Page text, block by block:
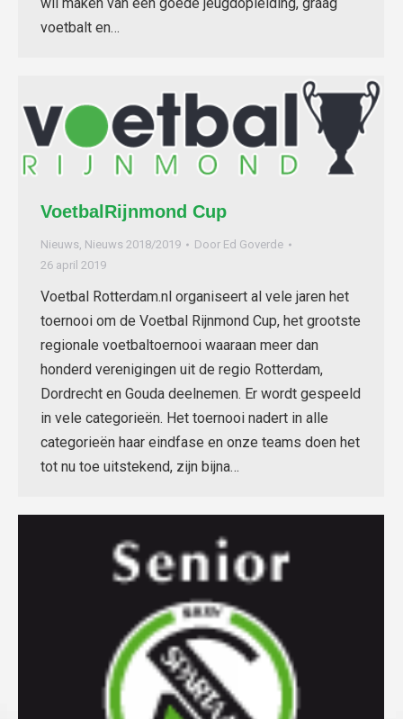
voetbalt en…
VoetbalRijnmond Cup
Nieuws, Nieuws 2018/2019 Door Ed Goverde
26 april 2019
Voetbal Rotterdam.nl organiseert al vele jaren het
toernooi om de Voetbal Rijnmond Cup, het grootste
regionale voetbaltoernooi waaraan meer dan
honderd verenigingen uit de regio Rotterdam,
Dordrecht en Gouda deelnemen. Er wordt gespeeld
in vele categorieën. Het toernooi nadert in alle
categorieën haar eindfase en onze teams doen het
tot nu toe uitstekend, zijn bijna…